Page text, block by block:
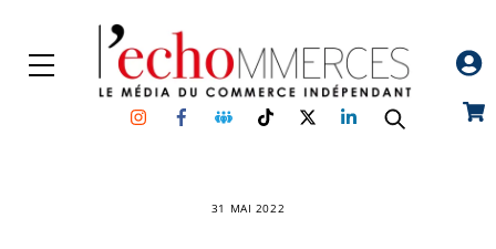
content
Menu
InstagramFacebookGroupe
Facebook
TikTokTwitterLinkedin
31 MAI 2022